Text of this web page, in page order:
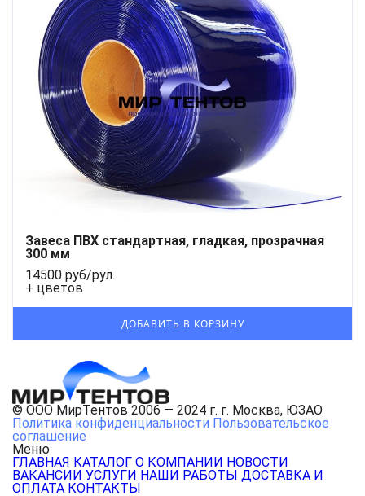
Завеса ПВХ стандартная, гладкая, прозрачная
300 мм
14500 руб/рул.
+ цветов
© ООО МирТентов 2006 — 2024 г. г. Москва, ЮЗАО
Политика конфиденциальности Пользовательское
соглашение
Меню
ГЛАВНАЯ КАТАЛОГ О КОМПАНИИ НОВОСТИ
ВАКАНСИИ УСЛУГИ НАШИ РАБОТЫ ДОСТАВКА И
ОПЛАТА КОНТАКТЫ